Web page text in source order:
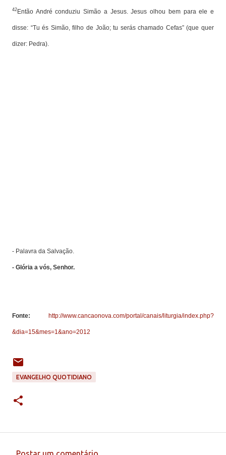
42 Então André conduziu Simão a Jesus. Jesus olhou bem para ele e
disse: “Tu és Simão, filho de João; tu serás chamado Cefas” (que quer
dizer: Pedra).
- Palavra da Salvação.
- Glória a vós, Senhor.
Fonte: http://www.cancaonova.com/portal/canais/liturgia/index.php?
&dia=15&mes=1&ano=2012
EVANGELHO QUOTIDIANO